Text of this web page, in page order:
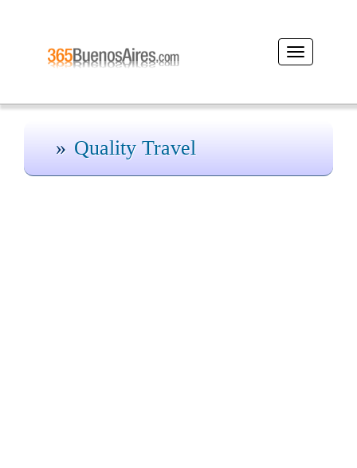
Desplegar
navegación
Quality Travel